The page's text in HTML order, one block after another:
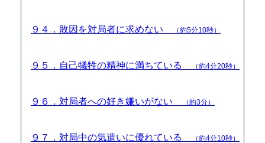
９４．敗因を対局者に求めない （約5分10秒）
９５．自己犠牲の精神に満ちている （約4分20秒）
９６．対局者への好き嫌いがない （約3分）
９７．対局中の気遣いに優れている （約4分10秒）